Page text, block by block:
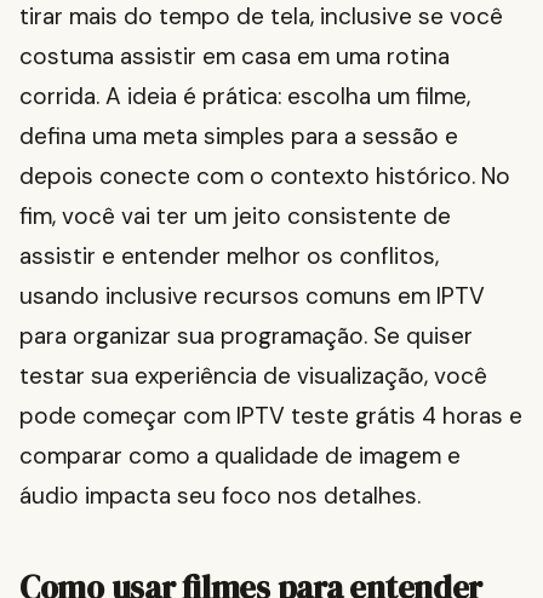
tirar mais do tempo de tela, inclusive se você
costuma assistir em casa em uma rotina
corrida. A ideia é prática: escolha um filme,
defina uma meta simples para a sessão e
depois conecte com o contexto histórico. No
fim, você vai ter um jeito consistente de
assistir e entender melhor os conflitos,
usando inclusive recursos comuns em IPTV
para organizar sua programação. Se quiser
testar sua experiência de visualização, você
pode começar com IPTV teste grátis 4 horas e
comparar como a qualidade de imagem e
áudio impacta seu foco nos detalhes.
Como usar filmes para entender